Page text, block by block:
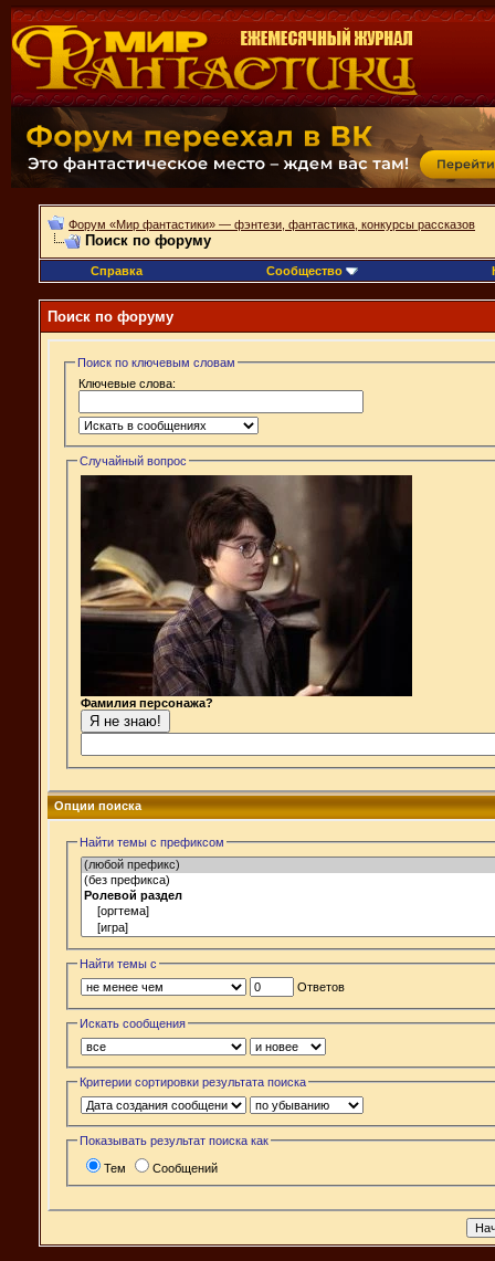
Форум «Мир фантастики» — фэнтези, фантастика, конкурсы рассказов
Поиск по форуму
Справка Сообщество
Поиск по форуму
Поиск по ключевым словам
Ключевые слова:
Случайный вопрос
Фамилия персонажа?
Опции поиска
Найти темы с префиксом
Найти темы с
Ответов
Искать сообщения
Критерии сортировки результата поиска
Показывать результат поиска как
Тем Сообщений